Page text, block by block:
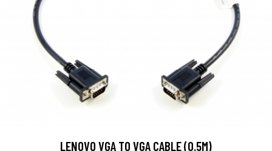
LENOVO VGA TO VGA CABLE (0.5M)